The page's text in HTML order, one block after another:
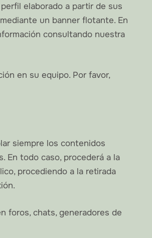
elaborado a partir de sus
un banner flotante. En
consultando nuestra
en su equipo. Por favor,
siempre los contenidos
En todo caso, procederá a la
procediendo a la retirada
foros, chats, generadores de